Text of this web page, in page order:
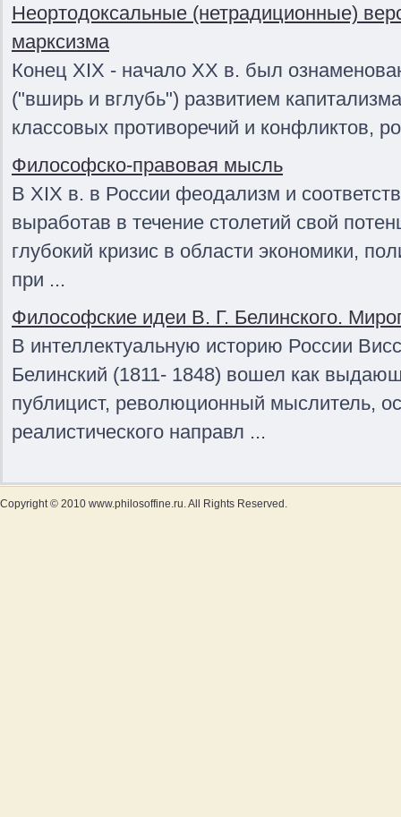
Неортодоксальные (нетрадиционные)
марксизма
Конец XIX - начало XX в. был
("вширь и вглубь") развитием
классовых противоречий и конфликтов,
Философско-правовая мысль
В XIX в. в России феодализм и
выработав в течение столетий свой
глубокий кризис в области экономики,
при ...
Философские идеи В. Г. Белинского.
В интеллектуальную историю России
Белинский (1811- 1848) вошел как
публицист, революционный мыслитель,
реалистического направл ...
Copyright © 2010 www.philosoffine.ru. All Rights Reserved.